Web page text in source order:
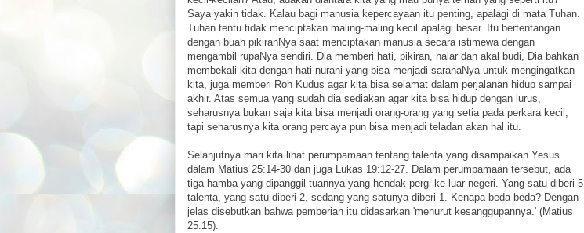
Saya yakin tidak. Kalau bagi manusia kepercayaan itu penting, apalagi di mata Tuhan.
Tuhan tentu tidak menciptakan maling-maling kecil apalagi besar. Itu bertentangan
dengan buah pikiranNya saat menciptakan manusia secara istimewa dengan
mengambil rupaNya sendiri. Dia memberi hati, pikiran, nalar dan akal budi, Dia bahkan
membekali kita dengan hati nurani yang bisa menjadi saranaNya untuk mengingatkan
kita, juga memberi Roh Kudus agar kita bisa selamat dalam perjalanan hidup sampai
akhir. Atas semua yang sudah dia sediakan agar kita bisa hidup dengan lurus,
seharusnya bukan saja kita bisa menjadi orang-orang yang setia pada perkara kecil,
tapi seharusnya kita orang percaya pun bisa menjadi teladan akan hal itu.
Selanjutnya mari kita lihat perumpamaan tentang talenta yang disampaikan Yesus
dalam Matius 25:14-30 dan juga Lukas 19:12-27. Dalam perumpamaan tersebut, ada
tiga hamba yang dipanggil tuannya yang hendak pergi ke luar negeri. Yang satu diberi 5
talenta, yang satu diberi 2, sedang yang satunya diberi 1. Kenapa beda-beda? Dengan
jelas disebutkan bahwa pemberian itu didasarkan 'menurut kesanggupannya.' (Matius
25:15).